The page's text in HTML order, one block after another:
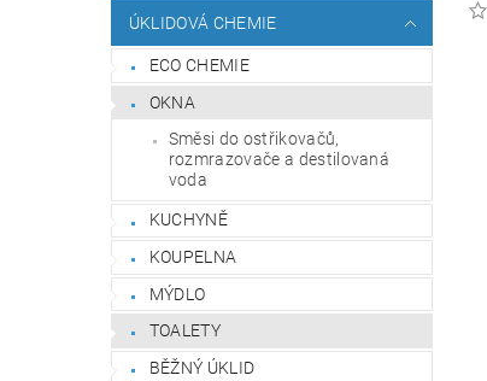
ÚKLIDOVÁ CHEMIE
ECO CHEMIE
OKNA
Směsi do ostřikovačů,
rozmrazovače a destilovaná
voda
KUCHYNĚ
KOUPELNA
MÝDLO
TOALETY
BĚŽNÝ ÚKLID